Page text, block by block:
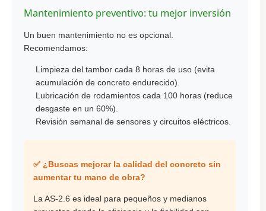
Mantenimiento preventivo: tu mejor inversión
Un buen mantenimiento no es opcional.
Recomendamos:
Limpieza del tambor cada 8 horas de uso (evita
acumulación de concreto endurecido).
Lubricación de rodamientos cada 100 horas (reduce
desgaste en un 60%).
Revisión semanal de sensores y circuitos eléctricos.
✅ ¿Buscas mejorar la calidad del concreto sin
aumentar tu mano de obra?
La AS-2.6 es ideal para pequeños y medianos